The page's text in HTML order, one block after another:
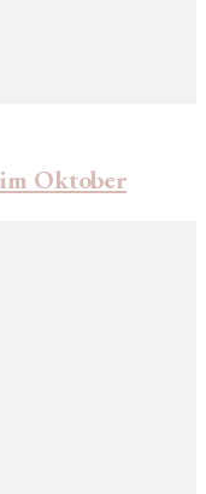
Oktober